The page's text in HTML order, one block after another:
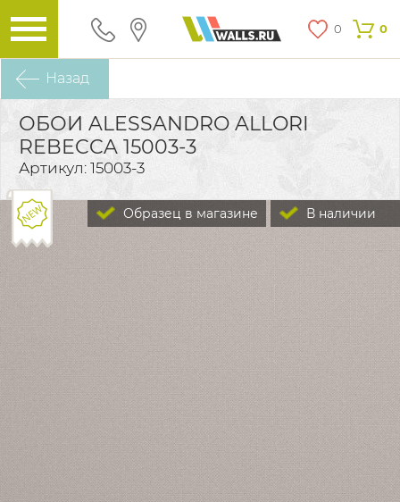
0 0
Назад
ОБОИ ALESSANDRO ALLORI
REBECCA 15003-3
Артикул: 15003-3
В наличии
Образец в магазине